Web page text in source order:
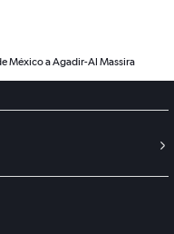
México a Agadir-Al Massira